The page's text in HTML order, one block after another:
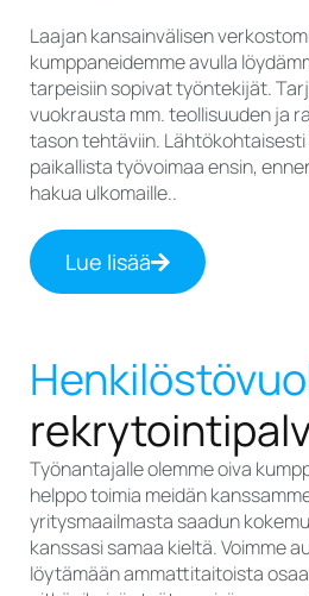
Laajan kansainvälisen
kumppaneidemme avulla
tarpeisiin sopivat työntekijät.
vuokrausta mm. teollisuuden ja
tason tehtäviin.
paikallista työvoimaa ensin,
hakua ulkomaille..
Lue lisää
Työnantajalle olemme oiva
helppo toimia meidän
yritysmaailmasta saadun
kanssasi samaa kieltä. Voimme
löytämään ammattitaitoista